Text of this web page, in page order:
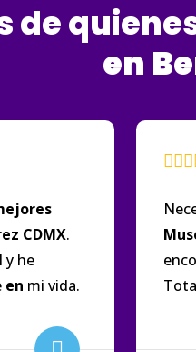
de
en
CDMX.
y he
en mi vida.